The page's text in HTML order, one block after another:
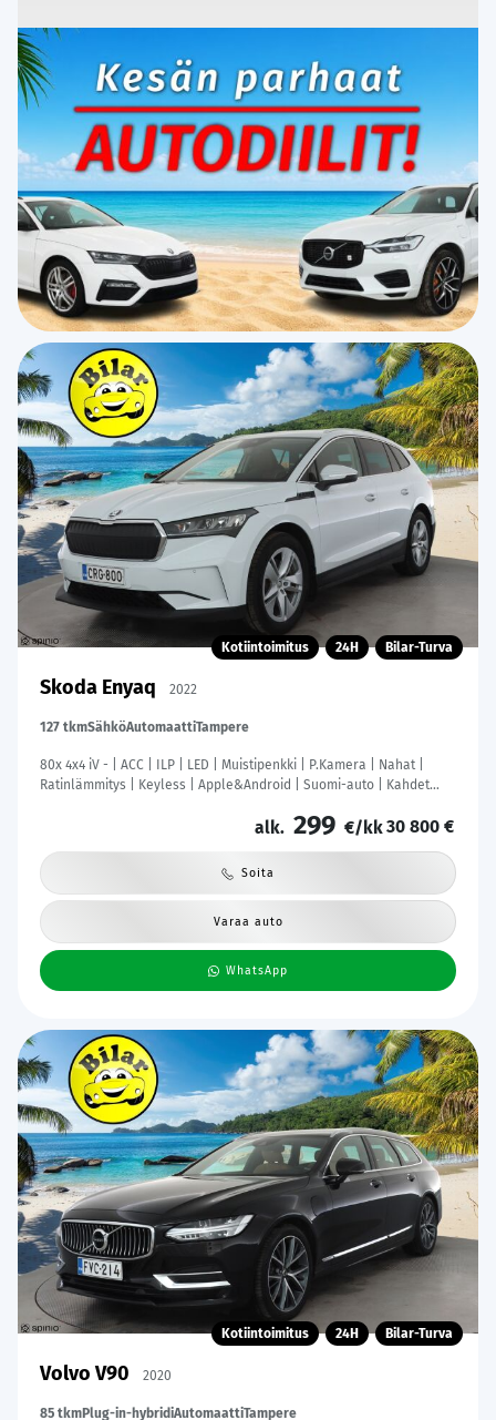
Kotiintoimitus 24H Bilar-Turva
Skoda Enyaq 2022
127 tkmSähköAutomaattiTampere
80x 4x4 iV - | ACC | ILP | LED | Muistipenkki | P.Kamera | Nahat |
Ratinlämmitys | Keyless | Apple&Android | Suomi-auto | Kahdet
alk. 299 €/kk30 800 €
Soita
Varaa auto
WhatsApp
Kotiintoimitus 24H Bilar-Turva
Volvo V90 2020
85 tkmPlug-in-hybridiAutomaattiTampere